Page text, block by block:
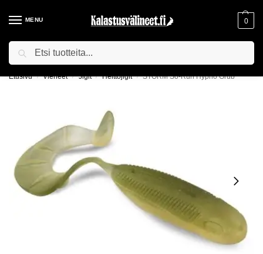
MENU 0
ILMAINEN TOIMITUS YLI 75€ TILAUKSILLE!
Etusivu / Vieheet / Jigit / Heittojigit / STORM So-Run Hypno Grub